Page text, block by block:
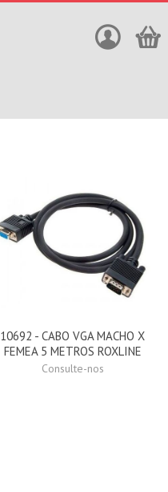
10692 - CABO VGA MACHO X
FEMEA 5 METROS ROXLINE
Consulte-nos